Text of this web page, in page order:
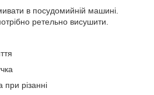
в посудомийній машині.
ретельно висушити.
різанні